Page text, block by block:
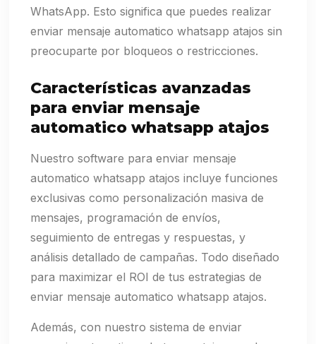
WhatsApp. Esto significa que puedes realizar
enviar mensaje automatico whatsapp atajos sin
preocuparte por bloqueos o restricciones.
Características avanzadas
para enviar mensaje
automatico whatsapp atajos
Nuestro software para enviar mensaje
automatico whatsapp atajos incluye funciones
exclusivas como personalización masiva de
mensajes, programación de envíos,
seguimiento de entregas y respuestas, y
análisis detallado de campañas. Todo diseñado
para maximizar el ROI de tus estrategias de
enviar mensaje automatico whatsapp atajos.
Además, con nuestro sistema de enviar